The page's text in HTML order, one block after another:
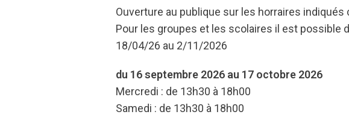
Ouverture au publique sur les horraires indiqués
Pour les groupes et les scolaires il est possible
18/04/26 au 2/11/2026
du 16 septembre 2026 au 17 octobre 2026
Mercredi : de 13h30 à 18h00
Samedi : de 13h30 à 18h00